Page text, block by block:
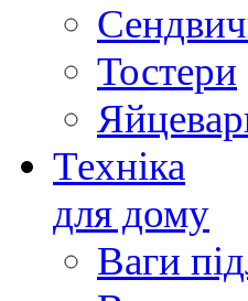
Тостери
Техніка
для дому
Ваги